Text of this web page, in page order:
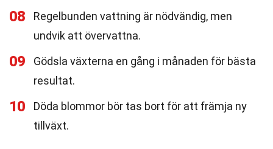
08
Regelbunden vattning är nödvändig, men
undvik att övervattna.
09
Gödsla växterna en gång i månaden för bästa
resultat.
10
Döda blommor bör tas bort för att främja ny
tillväxt.